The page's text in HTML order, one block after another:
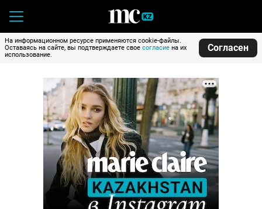
На информационном ресурсе применяются cookie-файлы.
Оставаясь на сайте, вы подтверждаете свое согласие на их
использование.
Согласен